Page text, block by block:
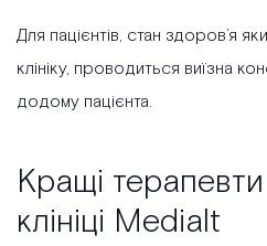
Для пацієнтів, стан здоров’я
клініку, проводиться виїзна
додому пацієнта.
Кращі
клініці Medialt